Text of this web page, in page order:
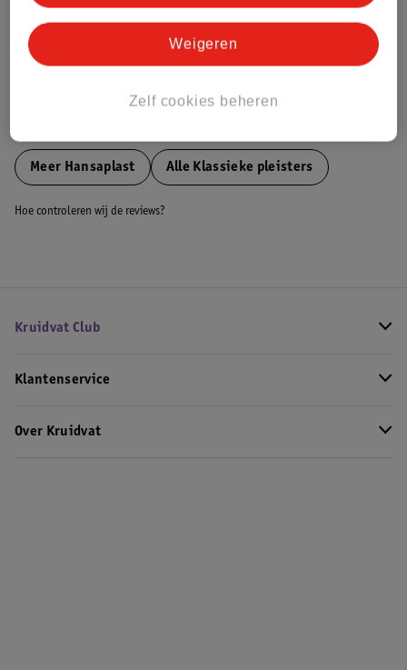
Bestel & Bezorginformatie
Meer Hansaplast Alle Klassieke pleisters
Hoe controleren wij de reviews?
Kruidvat Club
Klantenservice
Over Kruidvat
Zelf cookies beheren
Weigeren